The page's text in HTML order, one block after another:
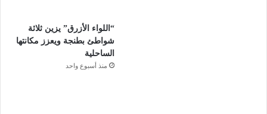
“اللواء الأزرق” يزين ثلاثة
شواطئ بطنجة ويعزز مكانتها
الساحلية
منذ أسبوع واحد